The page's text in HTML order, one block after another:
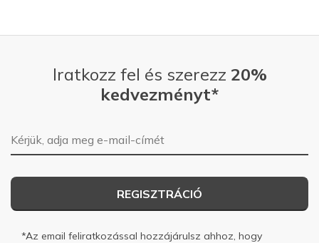
Iratkozz fel és szerezz 20%
kedvezményt*
E-mail-cím
REGISZTRÁCIÓ
*Az email feliratkozással hozzájárulsz ahhoz, hogy